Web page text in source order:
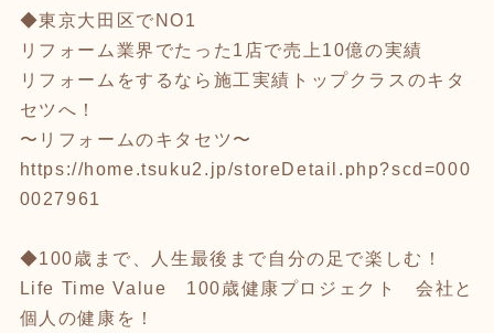
◆東京大田区でNO1
リフォーム業界でたった1店で売上10億の実績
リフォームをするなら施工実績トップクラスのキタ
セツへ！
〜リフォームのキタセツ〜
https://home.tsuku2.jp/storeDetail.php?scd=000
0027961
◆100歳まで、人生最後まで自分の足で楽しむ！
Life Time Value 100歳健康プロジェクト 会社と
個人の健康を！